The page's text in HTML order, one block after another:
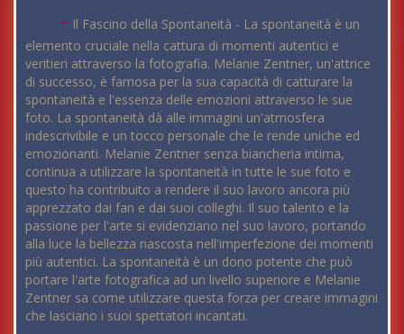
- Il Fascino della Spontaneità - La spontaneità è un
elemento cruciale nella cattura di momenti autentici e
veritieri attraverso la fotografia. Melanie Zentner, un'attrice
di successo, è famosa per la sua capacità di catturare la
spontaneità e l'essenza delle emozioni attraverso le sue
foto. La spontaneità dà alle immagini un'atmosfera
indescrivibile e un tocco personale che le rende uniche ed
emozionanti. Melanie Zentner senza biancheria intima,
continua a utilizzare la spontaneità in tutte le sue foto e
questo ha contribuito a rendere il suo lavoro ancora più
apprezzato dai fan e dai suoi colleghi. Il suo talento e la
passione per l'arte si evidenziano nel suo lavoro, portando
alla luce la bellezza nascosta nell'imperfezione dei momenti
più autentici. La spontaneità è un dono potente che può
portare l'arte fotografica ad un livello superiore e Melanie
Zentner sa come utilizzare questa forza per creare immagini
che lasciano i suoi spettatori incantati.